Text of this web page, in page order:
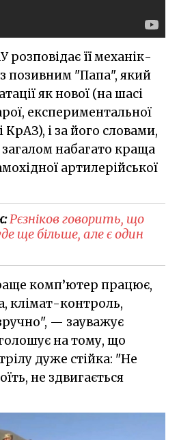
розповідає її механік-
позивним "Папа", який
як нової (на шасі
експериментальної
і за його словами,
набагато краща
артилерійської
Рєзніков говорить, що
ще більше, але є один
комп’ютер працює,
клімат-контроль,
— зауважує
на тому, що
дуже стійка: "Не
не здвигається